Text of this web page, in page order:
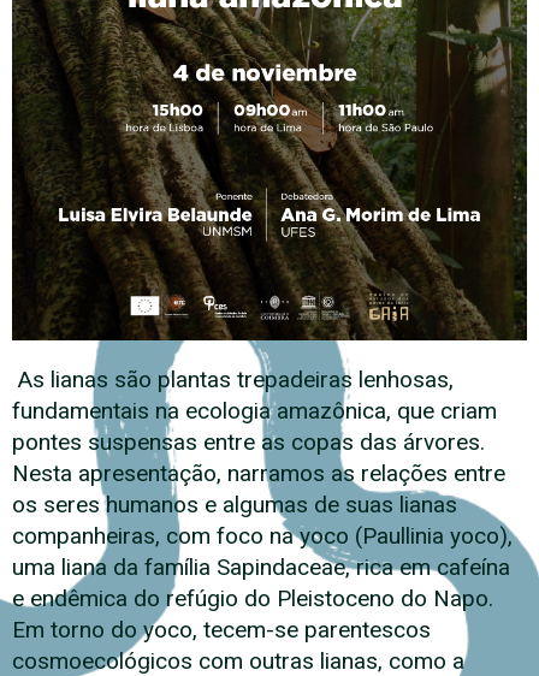
As lianas são plantas trepadeiras lenhosas,
fundamentais na ecologia amazônica, que criam
pontes suspensas entre as copas das árvores.
Nesta apresentação, narramos as relações entre
os seres humanos e algumas de suas lianas
companheiras, com foco na yoco (Paullinia yoco),
uma liana da família Sapindaceae, rica em cafeína
e endêmica do refúgio do Pleistoceno do Napo.
Em torno do yoco, tecem-se parentescos
cosmoecológicos com outras lianas, como a